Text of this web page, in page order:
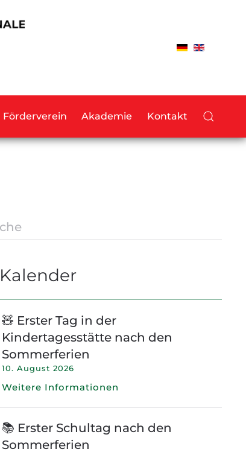
Förderverein Akademie Kontakt
Kalender
🧸 Erster Tag in der
Kindertagesstätte nach den
Sommerferien
10. August 2026
Weitere Informationen
📚 Erster Schultag nach den
Sommerferien